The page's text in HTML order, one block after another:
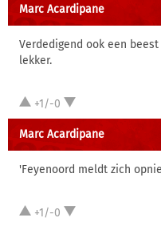
Marc Acardipane
Verdedigend ook een
lekker.
+1/-0
Marc Acardipane
'Feyenoord meldt zich
+1/-0